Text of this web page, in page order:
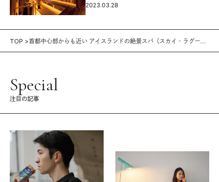
2023.03.28
TOP
首都中心部からも近い アイスランドの絶景スパ〈スカイ・ラグー
Special
注目の記事